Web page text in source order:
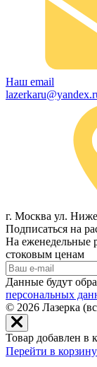
Наш email
г. Москва ул.
Подписаться на
На еженедельные
стоковым ценам
Данные будут
персональных
© 2026 Лазерка
Товар добавлен в
Перейти в корзину